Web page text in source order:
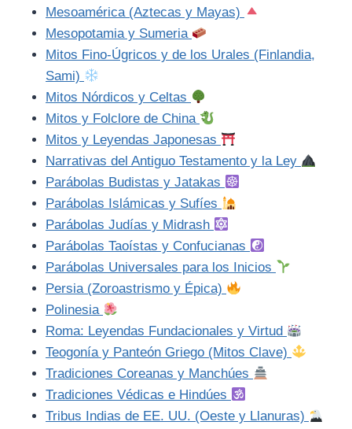
Mesoamérica (Aztecas y Mayas)
Mesopotamia y Sumeria
Mitos Fino-Úgricos y de los Urales (Finlandia,
Sami)
Mitos Nórdicos y Celtas
Mitos y Folclore de China
Mitos y Leyendas Japonesas
Narrativas del Antiguo Testamento y la Ley
Parábolas Budistas y Jatakas
Parábolas Islámicas y Sufíes
Parábolas Judías y Midrash
Parábolas Taoístas y Confucianas
Parábolas Universales para los Inicios
Persia (Zoroastrismo y Épica)
Polinesia
Roma: Leyendas Fundacionales y Virtud
Teogonía y Panteón Griego (Mitos Clave)
Tradiciones Coreanas y Manchúes
Tradiciones Védicas e Hindúes
Tribus Indias de EE. UU. (Oeste y Llanuras)